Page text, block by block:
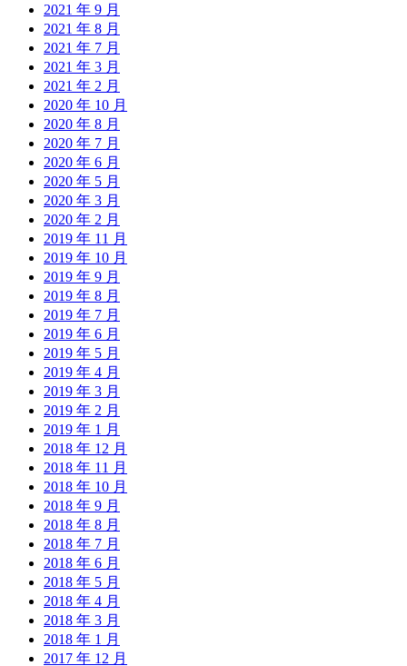
2021 年 9 月
2021 年 8 月
2021 年 7 月
2021 年 3 月
2021 年 2 月
2020 年 10 月
2020 年 8 月
2020 年 7 月
2020 年 6 月
2020 年 5 月
2020 年 3 月
2020 年 2 月
2019 年 11 月
2019 年 10 月
2019 年 9 月
2019 年 8 月
2019 年 7 月
2019 年 6 月
2019 年 5 月
2019 年 4 月
2019 年 3 月
2019 年 2 月
2019 年 1 月
2018 年 12 月
2018 年 11 月
2018 年 10 月
2018 年 9 月
2018 年 8 月
2018 年 7 月
2018 年 6 月
2018 年 5 月
2018 年 4 月
2018 年 3 月
2018 年 1 月
2017 年 12 月